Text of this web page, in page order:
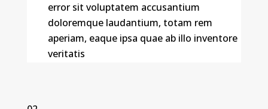
error sit voluptatem accusantium
doloremque laudantium, totam rem
aperiam, eaque ipsa quae ab illo inventore
veritatis